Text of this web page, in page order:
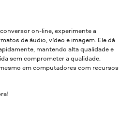
on-line, experimente a
de áudio, vídeo e imagem. Ele dá
mantendo alta qualidade e
sem comprometer a qualidade.
em computadores com recursos